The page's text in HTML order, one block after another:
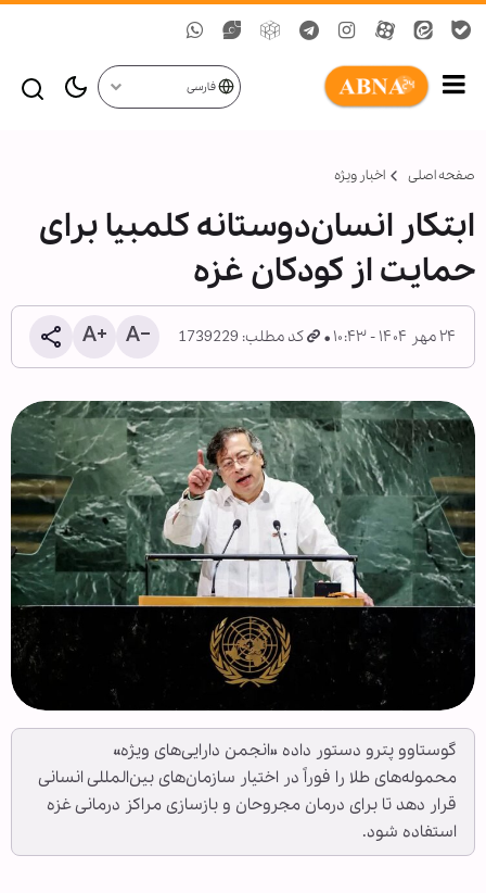
فارسی
صفحه اصلی اخبار ویژه
ابتکار انسان‌دوستانه کلمبیا برای
حمایت از کودکان غزه
۲۴ مهر ۱۴۰۴ - ۱۰:۴۳ کد مطلب: 1739229
گوستاوو پترو دستور داده «انجمن دارایی‌های ویژه»
محموله‌های طلا را فوراً در اختیار سازمان‌های بین‌المللی انسانی
قرار دهد تا برای درمان مجروحان و بازسازی مراکز درمانی غزه
استفاده شود.